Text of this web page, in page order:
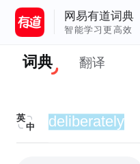
网易有道词典
智能学习更高效
词典 翻译
英
中